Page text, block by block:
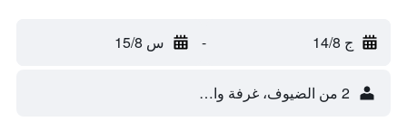
ج 14/8 - س 15/8
2 من الضيوف، غرفة واحدة